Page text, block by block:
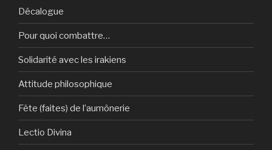
Décalogue
Pour quoi combattre…
Solidarité avec les irakiens
Attitude philosophique
Fête (faites) de l’aumônerie
Lectio Divina